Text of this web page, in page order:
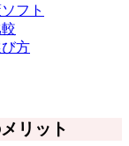
フト
方
リット